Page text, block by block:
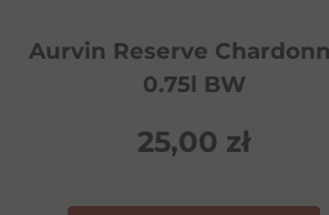
Aurvin Reserve
0.75l BW
25,00 zł